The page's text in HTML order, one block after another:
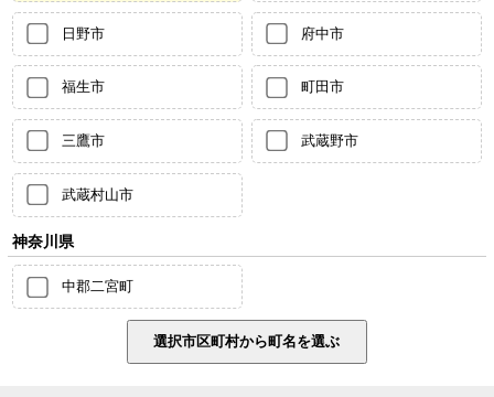
日野市 府中市
福生市 町田市
三鷹市 武蔵野市
武蔵村山市
神奈川県
中郡二宮町